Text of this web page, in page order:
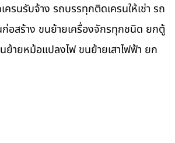
รนรับจ้าง รถบรรทุกติดเครนให้เช่า รถ
ก่อสร้าง ขนย้ายเครื่องจักรทุกชนิด ยกตู้
ายหม้อแปลงไฟ ขนย้ายเสาไฟฟ้า ยก